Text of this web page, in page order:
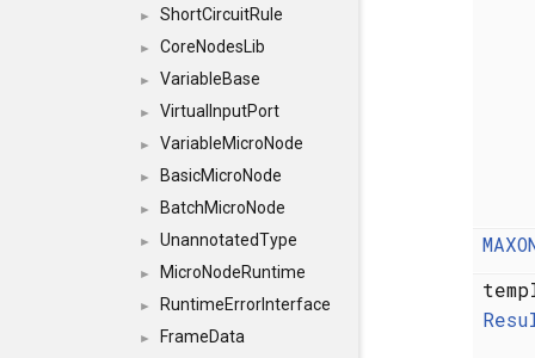
► ShortCircuitRule
► CoreNodesLib
► VariableBase
► VirtualInputPort
► VariableMicroNode
► BasicMicroNode
► BatchMicroNode
► UnannotatedType
► MicroNodeRuntime
► RuntimeErrorInterface
► FrameData